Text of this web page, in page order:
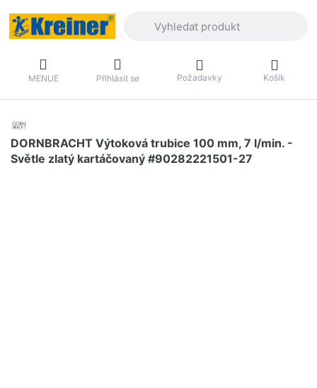
MENUE Přihlásit se Požadavky Košík
DORNBRACHT Výtoková trubice 100 mm, 7 l/min. -
Světle zlatý kartáčovaný #90282221501-27